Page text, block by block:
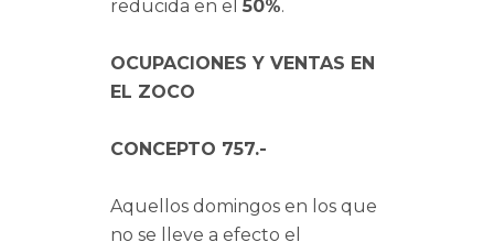
reducida en el50%.
OCUPACIONES Y VENTAS EN
EL ZOCO
CONCEPTO 757.-
Aquellos domingos en los que
no se lleve a efecto el